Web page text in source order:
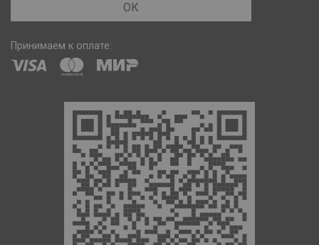
ОК
Принимаем к оплате: